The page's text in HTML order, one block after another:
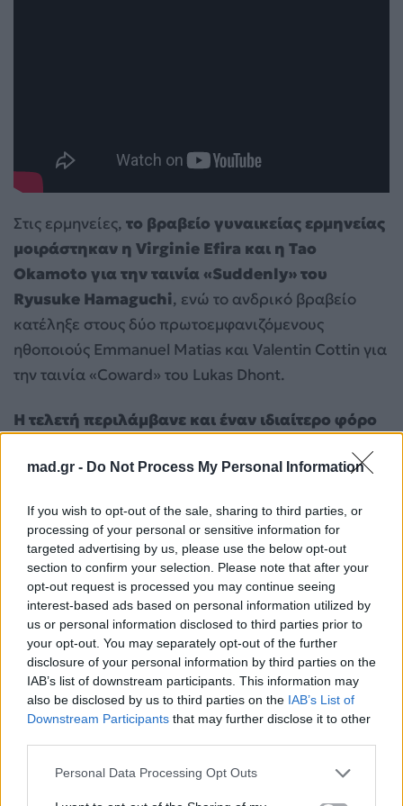
mad.gr - Do Not Process My Personal Information
If you wish to opt-out of the sale, sharing to third parties, or
processing of your personal or sensitive information for
targeted advertising by us, please use the below opt-out
section to confirm your selection. Please note that after your
opt-out request is processed you may continue seeing
interest-based ads based on personal information utilized by
us or personal information disclosed to third parties prior to
your opt-out. You may separately opt-out of the further
disclosure of your personal information by third parties on the
IAB’s list of downstream participants. This information may
also be disclosed by us to third parties on the IAB’s List of
Downstream Participants that may further disclose it to other
Personal Data Processing Opt Outs
Στις ερμηνείες, το βραβείο γυναικείας ερμηνείας
μοιράστηκαν η Virginie Efira και η Tao
Okamoto για την ταινία «Suddenly» του
Ryusuke Hamaguchi, ενώ το ανδρικό βραβείο
κατέληξε στους δύο πρωτοεμφανιζόμενους
ηθοποιούς Emmanuel Matias και Valentin Cottin για
την ταινία «Coward» του Lukas Dhont.
Η τελετή περιλάμβανε και έναν ιδιαίτερο φόρο
με Τιμητικό Χρυσό Φοίνικα, χωρίς να μπορέσει
Νέες φωνές και ιστορικές πρωτιές